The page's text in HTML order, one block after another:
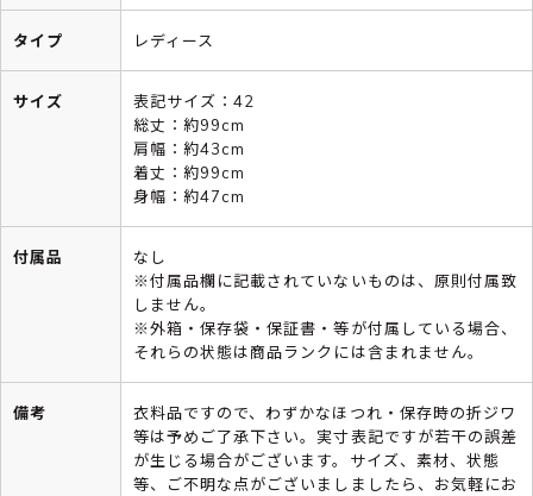
タイプ レディース
サイズ
表記サイズ：42
総丈：約99cm
肩幅：約43cm
着丈：約99cm
身幅：約47cm
付属品
なし
※付属品欄に記載されていないものは、原則付属致
しません。
※外箱・保存袋・保証書・等が付属している場合、
それらの状態は商品ランクには含まれません。
備考
衣料品ですので、わずかなほつれ・保存時の折ジワ
等は予めご了承下さい。実寸表記ですが若干の誤差
が生じる場合がございます。サイズ、素材、状態
等、ご不明な点がございましましたら、お気軽にお